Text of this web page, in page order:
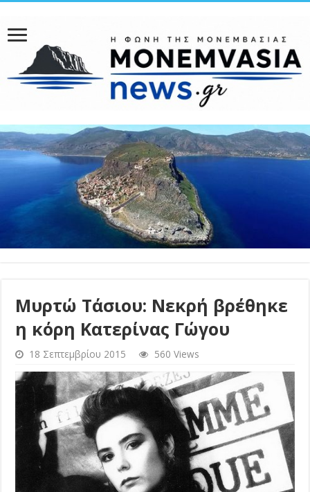
Μυρτώ Τάσιου: Νεκρή βρέθηκε
η κόρη Κατερίνας Γώγου
18 Σεπτεμβρίου 2015 560 Views